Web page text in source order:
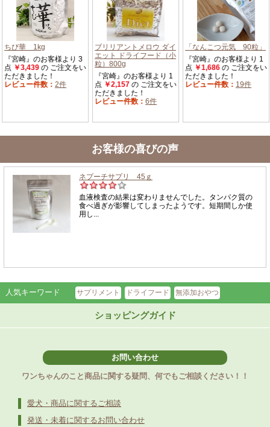
お客様の喜びの声
人気キーワード サプリメント ドライフード 無添加おやつ
ショッピングガイド
お問い合わせ
ワンちゃんのこと商品に関する疑問、何でもご相談ください！！
愛犬・商品に関するご相談
発送・未着に関するお問い合わせ